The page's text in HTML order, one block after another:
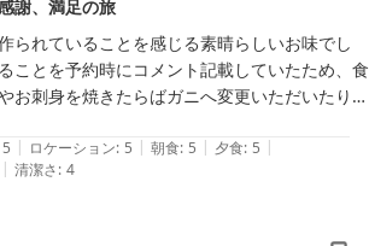
謝、満足の旅
られていることを感じる素晴らしいお味でし
ことを予約時にコメント記載していたため、食
お刺身を焼きたらばガニへ変更いただいたりと
りました。夫はよく食べるため、夜ご飯後にル
メンを注文していましたが、そちらも美味しか
夜もご厚意でお部屋食に変更いただけたのであ
カビが目立ったこと、お隣のお部屋がお子さま
5 | ロケーション: 5 | 朝食: 5 | 夕食: 5 |
| 清潔さ: 4